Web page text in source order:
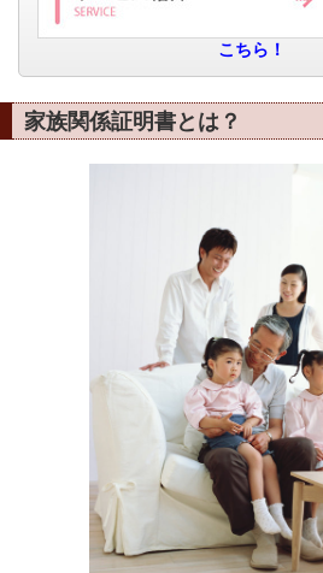
こちら！
家族関係証明書とは？